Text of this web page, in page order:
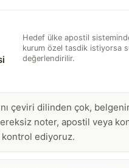
Hedef ülke apostil
kurum özel tasdik istiyorsa
değerlendirilir.
çeviri dilinden çok,
noter, apostil veya
ediyoruz.